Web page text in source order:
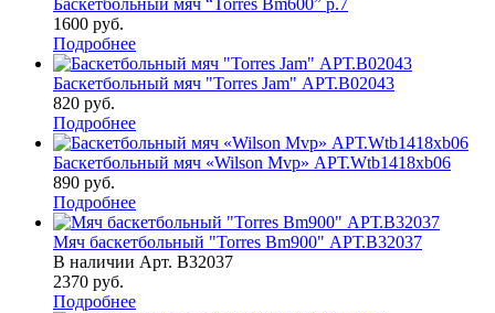
Баскетбольный мяч “Torres Bm600” р.7
1600 руб.
Подробнее
Баскетбольный мяч "Torres Jam" АРТ.B02043
820 руб.
Подробнее
Баскетбольный мяч «Wilson Mvp» АРТ.Wtb1418xb06
890 руб.
Подробнее
Мяч баскетбольный "Torres Bm900" АРТ.B32037
В наличии Арт. B32037
2370 руб.
Подробнее